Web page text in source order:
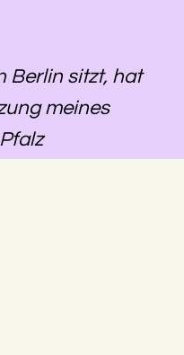
Berlin sitzt, hat
meines